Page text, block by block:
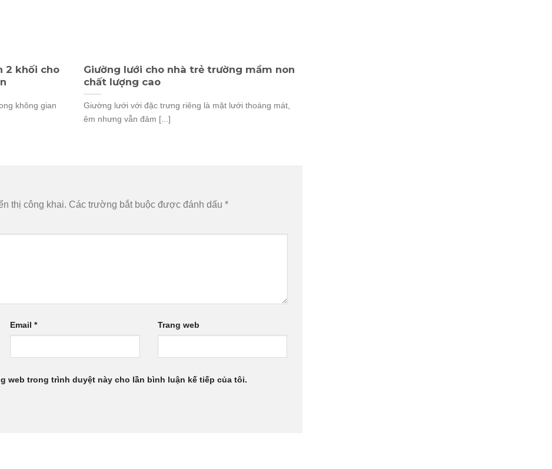
2 khối cho
không gian
Giường lưới cho nhà trẻ trường mầm non
chất lượng cao
Giường lưới với đặc trưng riêng là mặt lưới thoáng mát,
êm nhưng vẫn đảm [...]
thị công khai. Các trường bắt buộc được đánh dấu *
Email * Trang web
web trong trình duyệt này cho lần bình luận kế tiếp của tôi.